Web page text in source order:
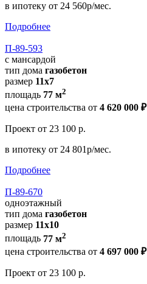
в ипотеку от 24 560р/мес.
Подробнее
П-89-593
с мансардой
тип дома газобетон
размер 11х7
площадь 77 м2
цена строительства от 4 620 000 ₽
Проект от 23 100 р.
в ипотеку от 24 801р/мес.
Подробнее
П-89-670
одноэтажный
тип дома газобетон
размер 11x10
площадь 77 м2
цена строительства от 4 697 000 ₽
Проект от 23 100 р.